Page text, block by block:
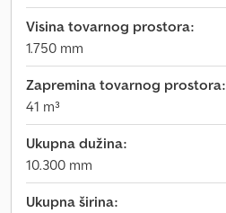
Visina tovarnog prostora:
1.750 mm
Zapremina tovarnog prostora:
41 m³
Ukupna dužina:
10.300 mm
Ukupna širina: